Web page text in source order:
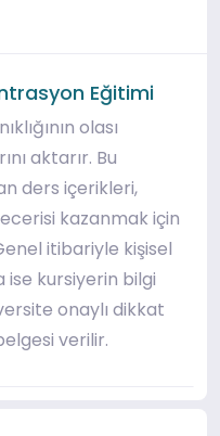
Eğitimi
olası
aktarır. Bu
ders içerikleri,
kazanmak için
itibariyle kişisel
ise kursiyerin bilgi
onaylı dikkat
verilir.